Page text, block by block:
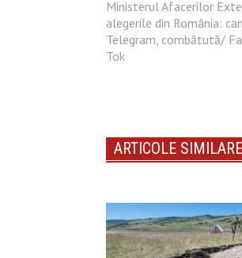
Ministerul Afacerilor
alegerile din România:
Telegram, combătută/
Tok
ARTICOLE SIMILARE